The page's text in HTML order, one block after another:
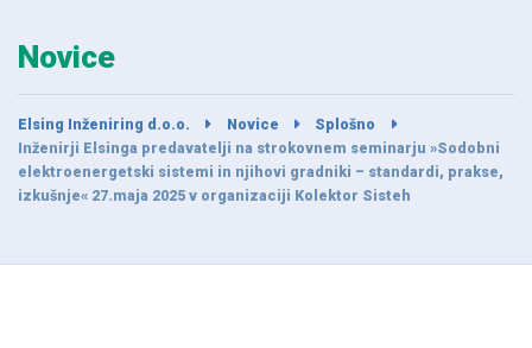
Novice
Elsing Inženiring d.o.o. Novice
Splošno
Inženirji Elsinga predavatelji na strokovnem seminarju »Sodobni
elektroenergetski sistemi in njihovi gradniki – standardi, prakse,
izkušnje« 27.maja 2025 v organizaciji Kolektor Sisteh